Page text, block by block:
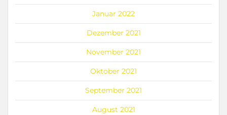
Januar 2022
Dezember 2021
November 2021
Oktober 2021
September 2021
August 2021